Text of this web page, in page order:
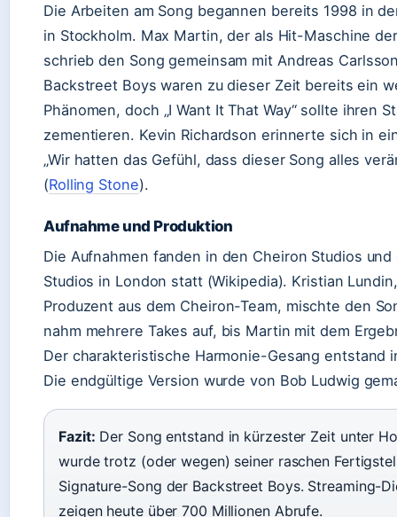
Die Arbeiten am Song begannen bereits 1998 in
in Stockholm. Max Martin, der als Hit-Maschine
schrieb den Song gemeinsam mit Andreas
Backstreet Boys waren zu dieser Zeit bereits ein
Phänomen, doch „I Want It That Way“ sollte ihren
zementieren. Kevin Richardson erinnerte sich in
„Wir hatten das Gefühl, dass dieser Song alles
(Rolling Stone).
Aufnahme und Produktion
Die Aufnahmen fanden in den Cheiron Studios
Studios in London statt (Wikipedia). Kristian
Produzent aus dem Cheiron-Team, mischte den
nahm mehrere Takes auf, bis Martin mit dem
Der charakteristische Harmonie-Gesang entstand
Die endgültige Version wurde von Bob Ludwig
Fazit: Der Song entstand in kürzester Zeit unter
wurde trotz (oder wegen) seiner raschen
Signature-Song der Backstreet Boys. Streaming-
zeigen heute über 700 Millionen Abrufe.